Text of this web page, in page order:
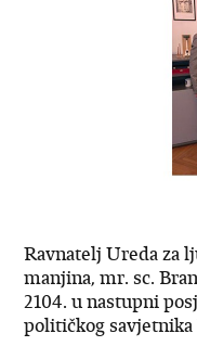
Ravnatelj Ureda za
manjina, mr. sc.
2104. u nastupni
političkog